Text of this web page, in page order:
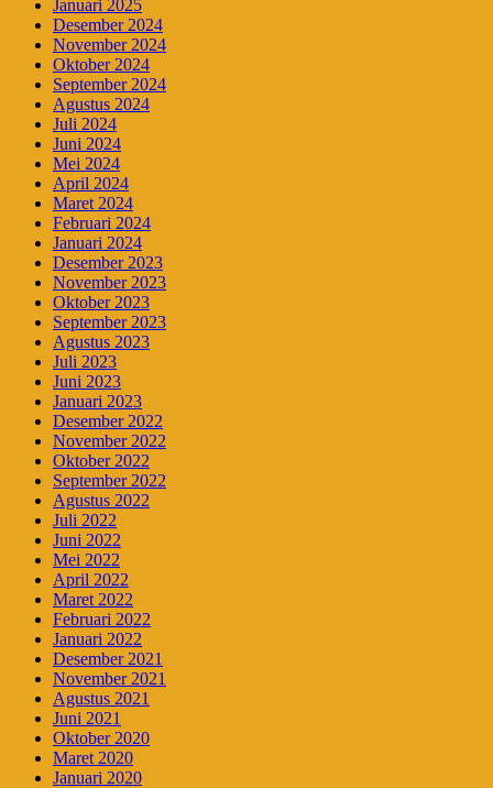
Januari 2025
Desember 2024
November 2024
Oktober 2024
September 2024
Agustus 2024
Juli 2024
Juni 2024
Mei 2024
April 2024
Maret 2024
Februari 2024
Januari 2024
Desember 2023
November 2023
Oktober 2023
September 2023
Agustus 2023
Juli 2023
Juni 2023
Januari 2023
Desember 2022
November 2022
Oktober 2022
September 2022
Agustus 2022
Juli 2022
Juni 2022
Mei 2022
April 2022
Maret 2022
Februari 2022
Januari 2022
Desember 2021
November 2021
Agustus 2021
Juni 2021
Oktober 2020
Maret 2020
Januari 2020